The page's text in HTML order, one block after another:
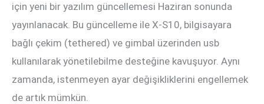
için yeni bir yazılım güncellemesi Haziran sonunda
yayınlanacak. Bu güncelleme ile X-S10, bilgisayara
bağlı çekim (tethered) ve gimbal üzerinden usb
kullanılarak yönetilebilme desteğine kavuşuyor. Aynı
zamanda, istenmeyen ayar değişikliklerini engellemek
de artık mümkün.